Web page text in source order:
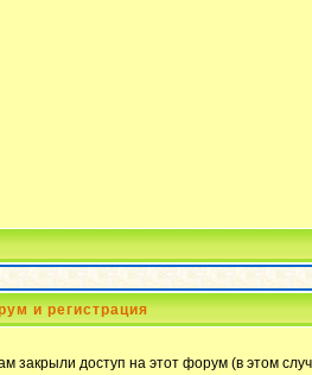
и регистрация
доступ на этот форум (в этом